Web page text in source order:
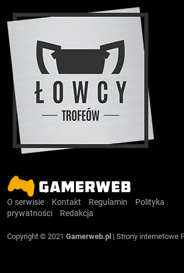
O serwisie Kontakt Regulamin
Polityka
prywatności
Redakcja
Copyright © 2021 Gamerweb.pl | Strony internetowe